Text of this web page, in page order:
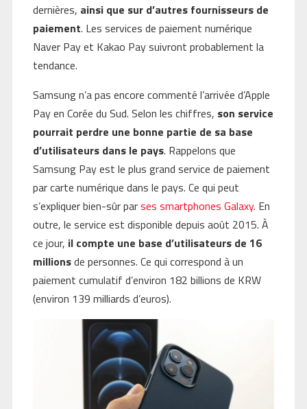
dernières, ainsi que sur d’autres fournisseurs de
paiement. Les services de paiement numérique
Naver Pay et Kakao Pay suivront probablement la
tendance.
Samsung n’a pas encore commenté l’arrivée d’Apple
Pay en Corée du Sud. Selon les chiffres, son service
pourrait perdre une bonne partie de sa base
d’utilisateurs dans le pays. Rappelons que
Samsung Pay est le plus grand service de paiement
par carte numérique dans le pays. Ce qui peut
s’expliquer bien-sûr parses smartphones Galaxy. En
outre, le service est disponible depuis août 2015. À
ce jour, il compte une base d’utilisateurs de 16
millionsde personnes. Ce qui correspond à un
paiement cumulatif d’environ 182 billions de KRW
(environ 139 milliards d’euros).